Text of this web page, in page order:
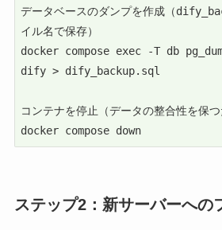
データベースのダンプを作成（
イル名で保存）
docker compose exec -T db
dify > dify_backup.sql
コンテナを停止（データの整合性を保つ
docker compose down
ステップ2：新サーバーへの